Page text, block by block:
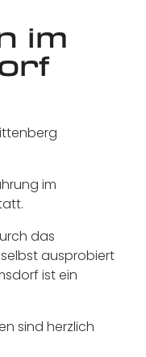
im
im
das
ausprobiert
ist ein
sind herzlich